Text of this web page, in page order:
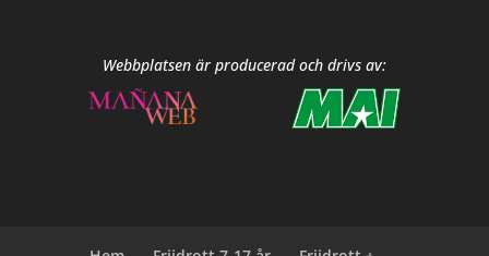
Webbplatsen är producerad och drivs av: